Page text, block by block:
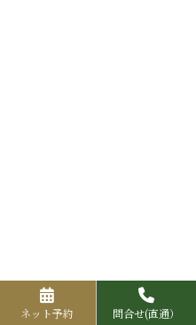
ネット予約 問合せ(直通）